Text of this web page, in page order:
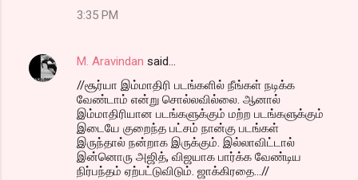
3:35 PM
M. Aravindan said…
//சூர்யா இம்மாதிரி படங்களில் நீங்கள் நடிக்க
வேண்டாம் என்று சொல்லவில்லை. ஆனால்
இம்மாதிரியான படங்களுக்கும் மற்ற படங்களுக்கும்
இடையே குறைந்த பட்சம் நான்கு படங்கள்
இருந்தால் நன்றாக இருக்கும். இல்லாவிட்டால்
இன்னொரு அஜித், விஜயாக பார்க்க வேண்டிய
நிர்பந்தம் ஏற்பட்டுவிடும். ஜாக்கிரதை...//